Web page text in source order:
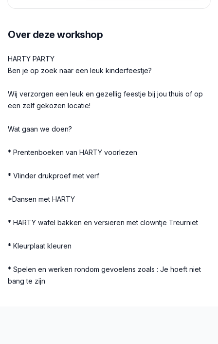
Over deze workshop
Beschrijving
HARTY PARTY
Ben je op zoek naar een leuk kinderfeestje?
Wij verzorgen een leuk en gezellig feestje bij jou thuis of op
een zelf gekozen locatie!
Wat gaan we doen?
* Prentenboeken van HARTY voorlezen
* Vlinder drukproef met verf
*Dansen met HARTY
* HARTY wafel bakken en versieren met clowntje Treurniet
* Kleurplaat kleuren
* Spelen en werken rondom gevoelens zoals : Je hoeft niet
bang te zijn